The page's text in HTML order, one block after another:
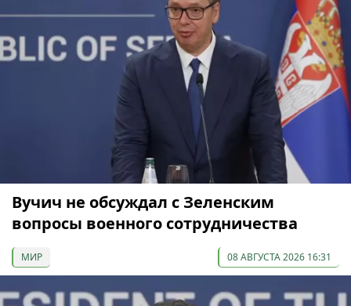
Вучич не обсуждал с Зеленским
вопросы военного сотрудничества
МИР 08 АВГУСТА 2026 16:31